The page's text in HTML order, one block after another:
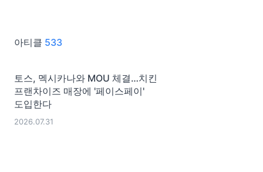
아티클 533
토스, 멕시카나와 MOU 체결…치킨
프랜차이즈 매장에 '페이스페이'
도입한다
2026.07.31